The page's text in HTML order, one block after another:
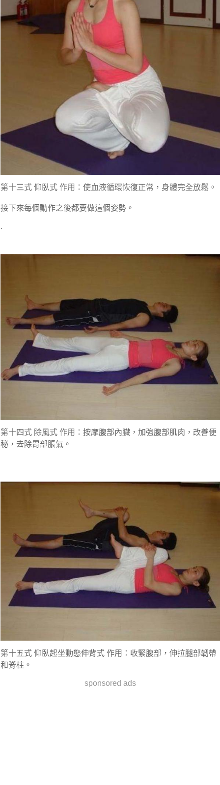
第十三式 仰臥式 作用：使血液循環恢復正常，身體完全放鬆。
接下來每個動作之後都要做這個姿勢。
.
第十四式 除風式 作用：按摩腹部內臟，加強腹部肌肉，改善便
秘，去除胃部脹氣。
第十五式 仰臥起坐動態伸背式 作用：收緊腹部，伸拉腿部韌帶
和脊柱。
sponsored ads